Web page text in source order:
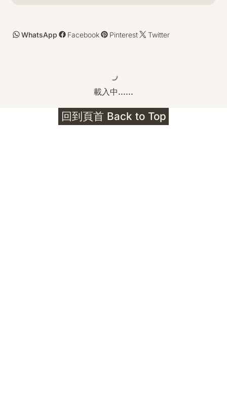
Facebook
WhatsApp Twitter
Pinterest
載入中......
回到頁首 Back to Top